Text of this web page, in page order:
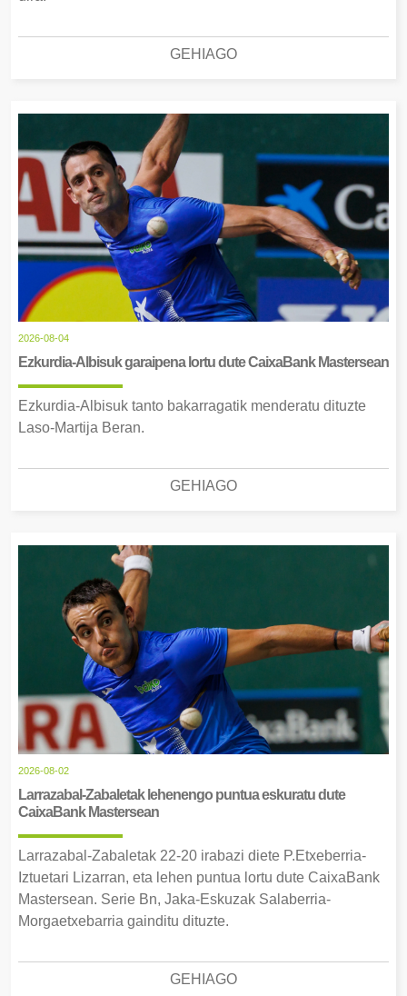
GEHIAGO
2026-08-04
Ezkurdia-Albisuk garaipena lortu dute CaixaBank Mastersean
Ezkurdia-Albisuk tanto bakarragatik menderatu dituzte
Laso-Martija Beran.
GEHIAGO
2026-08-02
Larrazabal-Zabaletak lehenengo puntua eskuratu dute
CaixaBank Mastersean
Larrazabal-Zabaletak 22-20 irabazi diete P.Etxeberria-
Iztuetari Lizarran, eta lehen puntua lortu dute CaixaBank
Mastersean. Serie Bn, Jaka-Eskuzak Salaberria-
Morgaetxebarria gainditu dituzte.
GEHIAGO